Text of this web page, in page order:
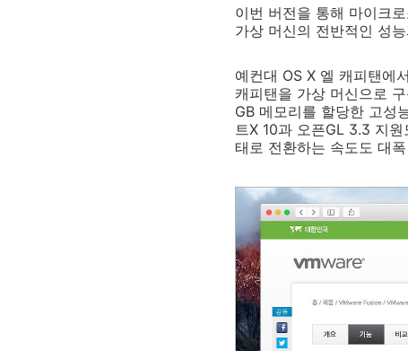
이번 버전을 통해 마이크
가상 머신의 전반적인 성
예컨대 OS X 엘 캐피탠에
캐피탠을 가상 머신으로
GB 메모리를 할당한 고성
트X 10과 오픈GL 3.3 지
태로 전환하는 속도도 대